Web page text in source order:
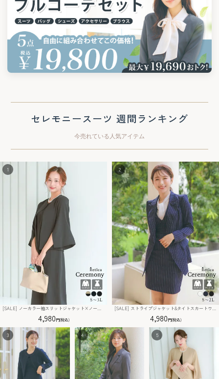
セレモニースーツ 週間ランキング
今売れている人気アイテム
[SALE] ノーカラー袖スリットジャケット×ノースリーブワンピース セットアップセレモニースーツ(Sサイズ～3Lサイズ)
4,980
[SALE] ストライプジャケット&タイトスカートワンピース セットアップセレモニースーツ (S～XLサイズ) (ホワイト/ネイビー/ブラック)
4,980